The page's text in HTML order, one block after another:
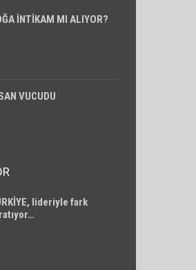
İNTİKAM MI ALIYOR?
VUCUDU
lideriyle fark